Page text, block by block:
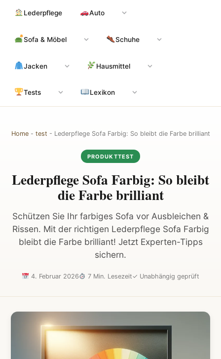
Inhalt
Lederpflege Auto
Sofa & Möbel Schuhe
Jacken Hausmittel
Tests Lexikon
Home- test - Lederpflege Sofa Farbig: So bleibt die Farbe brilliant
PRODUKTTEST
Lederpflege Sofa Farbig: So bleibt
die Farbe brilliant
Schützen Sie Ihr farbiges Sofa vor Ausbleichen &
Rissen. Mit der richtigen Lederpflege Sofa Farbig
bleibt die Farbe brilliant! Jetzt Experten-Tipps
sichern.
4. Februar 2026 7 Min. Lesezeit✓ Unabhängig geprüft